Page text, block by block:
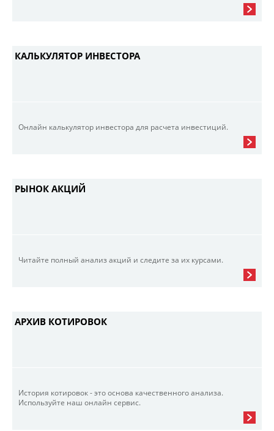
КАЛЬКУЛЯТОР ИНВЕСТОРА
Онлайн калькулятор инвестора для расчета инвестиций.
РЫНОК АКЦИЙ
Читайте полный анализ акций и следите за их курсами.
АРХИВ КОТИРОВОК
История котировок - это основа качественного анализа.
Используйте наш онлайн сервис.